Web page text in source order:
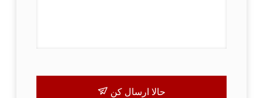
حالا ارسال کن